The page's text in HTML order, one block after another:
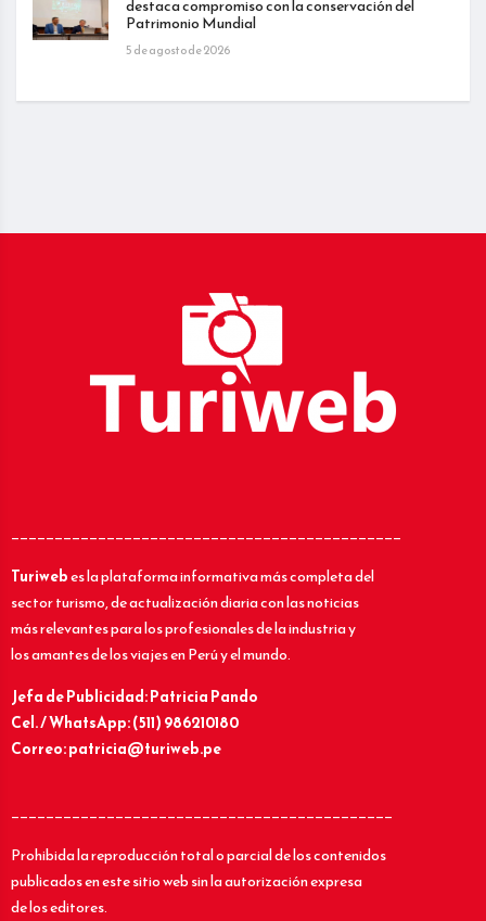
destaca compromiso con la conservación del
Patrimonio Mundial
5 de agosto de 2026
_____________________________________________
Turiwebes la plataforma informativa más completa del
sector turismo, de actualización diaria con las noticias
más relevantes para los profesionales de la industria y
los amantes de los viajes en Perú y el mundo.
Jefa de Publicidad: Patricia Pando
Cel. / WhatsApp: (511) 986210180
Correo: patricia@turiweb.pe
____________________________________________
Prohibida la reproducción total o parcial de los contenidos
publicados en este sitio web sin la autorización expresa
de los editores.